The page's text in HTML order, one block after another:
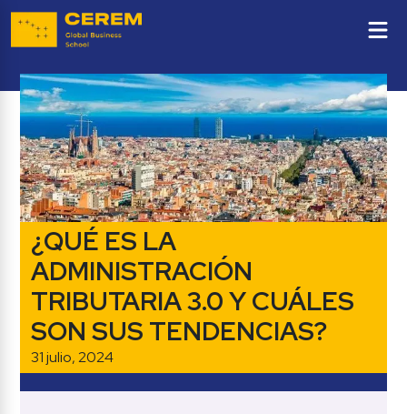
¿QUÉ ES LA
ADMINISTRACIÓN
TRIBUTARIA 3.0 Y CUÁLES
SON SUS TENDENCIAS?
31 julio, 2024